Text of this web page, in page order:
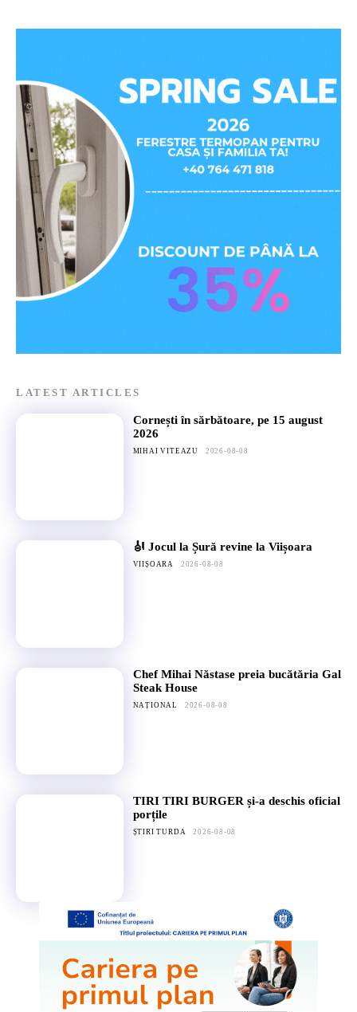
LATEST ARTICLES
Cornești în sărbătoare, pe 15 august
2026
MIHAI VITEAZU 2026-08-08
🎻 Jocul la Șură revine la Viișoara
VIIȘOARA 2026-08-08
Chef Mihai Năstase preia bucătăria Gal
Steak House
NAȚIONAL 2026-08-08
TIRI TIRI BURGER și-a deschis oficial
porțile
ȘTIRI TURDA 2026-08-08